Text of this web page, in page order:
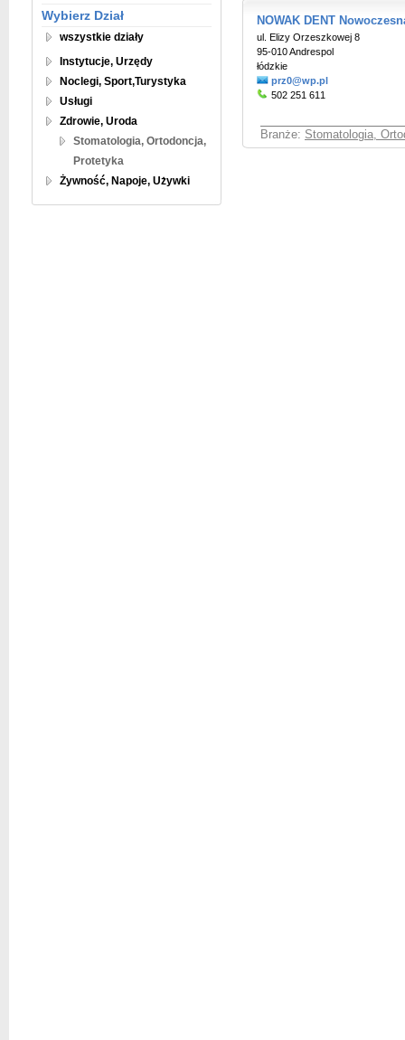
Wybierz Dział
wszystkie działy
Instytucje, Urzędy
Noclegi, Sport,Turystyka
Usługi
Zdrowie, Uroda
Stomatologia, Ortodoncja,
Protetyka
Żywność, Napoje, Używki
NOWAK DENT
ul. Elizy Orzeszkowej 8
95-010 Andrespol
łódzkie
prz0@wp.pl
502 251 611
Branże: Stomatologia,